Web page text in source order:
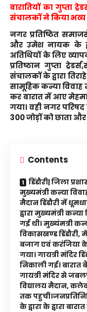
बारातियों का गुप्ता
संचालकों ने किया
नगर प्रतिष्ठित
और उमेश नायक के
अतिथियों के लिए
प्रतिष्ठान गुप्ता
संचालकों के द्वारा
सामूहिक कन्या
कर बारात में आए
गया। वही नगर परिषद
300 जोड़ों को छाता
Contents
डिंडौरी| जिला
मुख्यमंत्री कन्या
मैदान डिंडौरी में
द्वारा मुख्यमंत्री
गई थी। मुख्यंमत्री
विकासखण्ड
बजाग एवं करंजिया के
गया। गायत्री मंदिर
निकाली गई।
गायत्री मंदिर से
विद्यालय मैदान,
तक
के द्वारा के द्वारा